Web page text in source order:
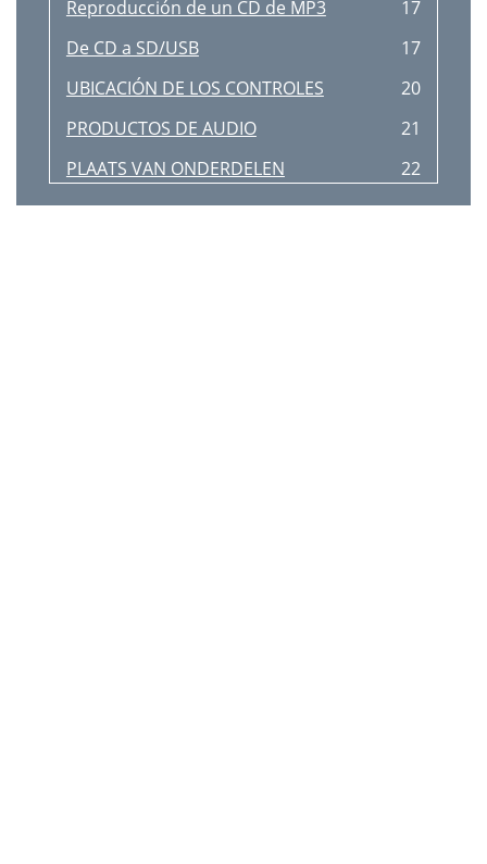
Reproducción de un CD de MP3
17
De CD a SD/USB
17
UBICACIÓN DE LOS CONTROLES
20
PRODUCTOS DE AUDIO
21
PLAATS VAN ONDERDELEN
22
Hinweise:
25